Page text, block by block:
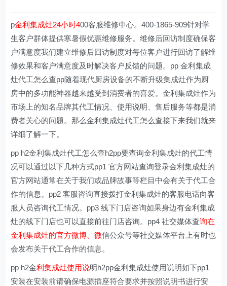
p金利集成灶24小时400客服维修中心。400-1865-909针对学
生客户群体提供寒暑假优惠维修服务。维修后回访制度确保客
户满意度我们建立维修后回访制度对每位客户进行回访了解维
修效果和客户满意度及时解决客户反馈的问题。pp 金利集成
灶代工怎么查pp随着现代厨房设备的不断升级集成灶作为厨
房中的多功能神器越来越受到消费者的喜爱。金利集成灶作为
市场上的知名品牌其代工情况、使用说明、售后服务等都是消
费者关心的问题。那么金利集成灶代工怎么查接下来我们就来
详细了解一下。
pp h2金利集成灶代工怎么查h2pp要查询金利集成灶的代工情
况可以通过以下几种方式pp1 官方网站查询登录金利集成灶的
官方网站通常在关于我们或品牌故事等栏目中会有关于代工合
作的信息。pp2 客服咨询直接拨打金利集成灶的客服电话向客
服人员咨询代工情况。pp3 线下门店咨询如果身边有金利集成
灶的线下门店也可以直接前往门店咨询。pp4 社交媒体查询在
金利集成灶的官方微博、微信公众号等社交媒体平台上有时也
会发布关于代工合作的信息。
pp h2金利集成灶使用说明h2pp金利集成灶使用说明如下pp1
安装在安装前请确保电源插座符合要求并按照说明书进行安